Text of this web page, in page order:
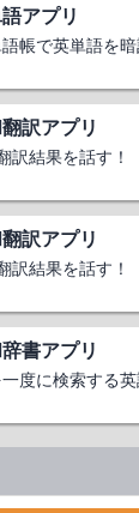
アプリ
帳で英単語を
訳アプリ
訳結果を話す！
訳アプリ
訳結果を話す！
書アプリ
度に検索する